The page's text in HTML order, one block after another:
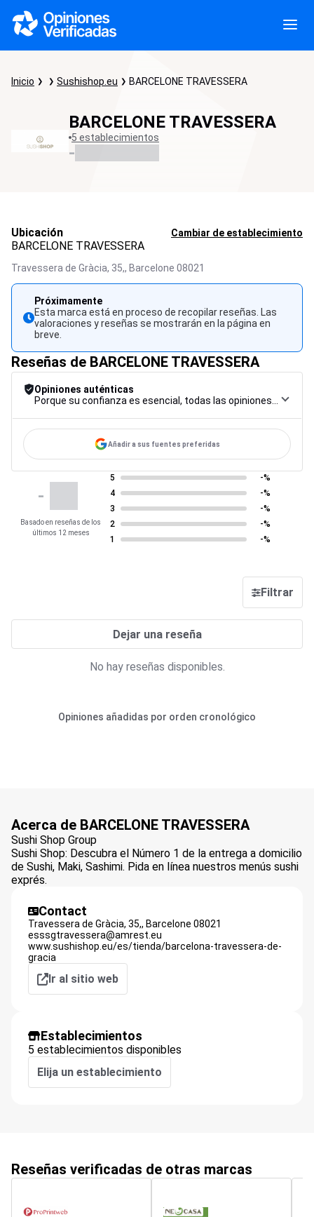
Inicio Sushishop.eu BARCELONE TRAVESSERA
BARCELONE TRAVESSERA
5 establecimientos
-
Ubicación Cambiar de establecimiento
BARCELONE TRAVESSERA
Travessera de Gràcia, 35,, Barcelone 08021
Próximamente
Esta marca está en proceso de recopilar reseñas. Las
valoraciones y reseñas se mostrarán en la página en
breve.
Reseñas de BARCELONE TRAVESSERA
Opiniones auténticas
Añadir a sus fuentes preferidas
-
Basado en reseñas de los
últimos 12 meses
5
-%
4
-%
3
-%
2
-%
1
-%
Filtrar
Dejar una reseña
No hay reseñas disponibles.
Opiniones añadidas por orden cronológico
Acerca de BARCELONE TRAVESSERA
Sushi Shop Group
Sushi Shop: Descubra el Número 1 de la entrega a domicilio
de Sushi, Maki, Sashimi. Pida en línea nuestros menús sushi
exprés.
Contact
Travessera de Gràcia, 35,, Barcelone 08021
esssgtravessera@amrest.eu
www.sushishop.eu/es/tienda/barcelona-travessera-de-
gracia
Ir al sitio web
Establecimientos
5 establecimientos disponibles
Elija un establecimiento
Reseñas verificadas de otras marcas